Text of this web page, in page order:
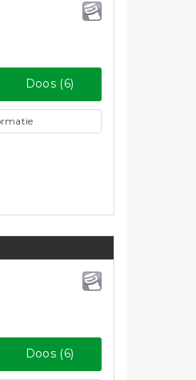
Doos (6)
Doos (6)